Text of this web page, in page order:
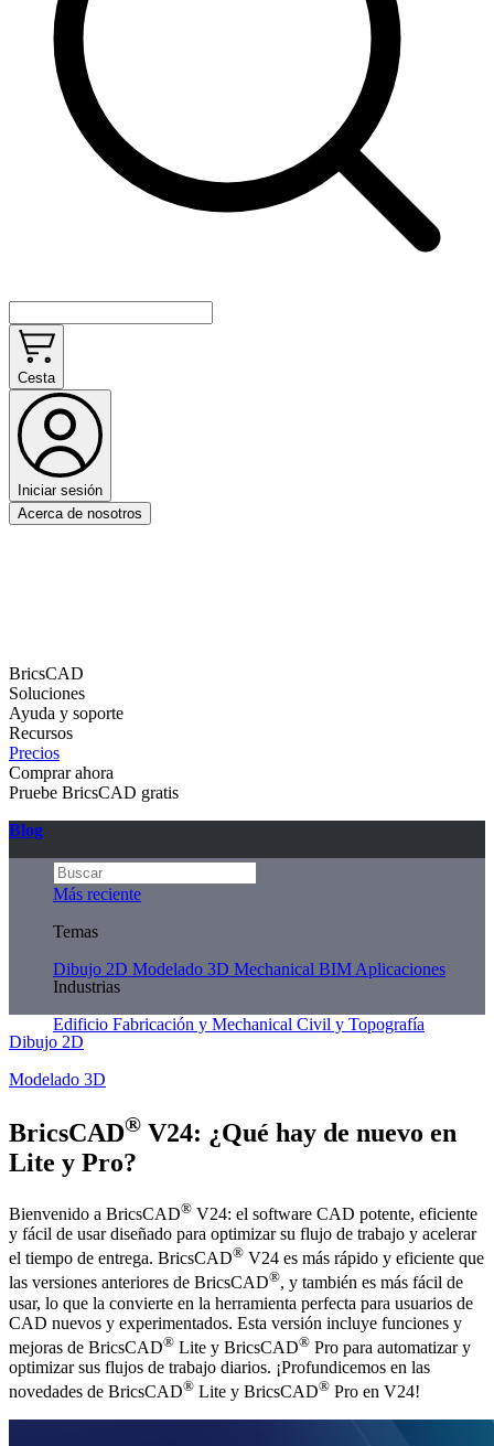
Cesta
Iniciar sesión
Acerca de nosotros
BricsCAD
Soluciones
Ayuda y soporte
Recursos
Precios
Comprar ahora
Pruebe BricsCAD gratis
Blog
Más reciente
Temas
Dibujo 2D Modelado 3D Mechanical BIM Aplicaciones
Industrias
Edificio Fabricación y Mechanical Civil y Topografía
Dibujo 2D
Modelado 3D
BricsCAD® V24: ¿Qué hay de nuevo en
Lite y Pro?
Bienvenido a BricsCAD® V24: el software CAD potente, eficiente
y fácil de usar diseñado para optimizar su flujo de trabajo y acelerar
el tiempo de entrega. BricsCAD® V24 es más rápido y eficiente que
las versiones anteriores de BricsCAD®, y también es más fácil de
usar, lo que la convierte en la herramienta perfecta para usuarios de
CAD nuevos y experimentados. Esta versión incluye funciones y
mejoras de BricsCAD® Lite y BricsCAD® Pro para automatizar y
optimizar sus flujos de trabajo diarios. ¡Profundicemos en las
novedades de BricsCAD® Lite y BricsCAD® Pro en V24!